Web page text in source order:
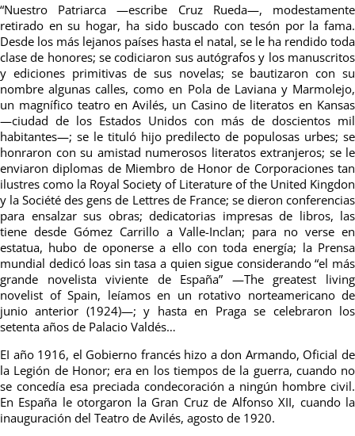
“Nuestro Patriarca —escribe Cruz Rueda—, modestamente
retirado en su hogar, ha sido buscado con tesón por la fama.
Desde los más lejanos países hasta el natal, se le ha rendido toda
clase de honores; se codiciaron sus autógrafos y los manuscritos
y ediciones primitivas de sus novelas; se bautizaron con su
nombre algunas calles, como en Pola de Laviana y Marmolejo,
un magnífico teatro en Avilés, un Casino de literatos en Kansas
—ciudad de los Estados Unidos con más de doscientos mil
habitantes—; se le tituló hijo predilecto de populosas urbes; se
honraron con su amistad numerosos literatos extranjeros; se le
enviaron diplomas de Miembro de Honor de Corporaciones tan
ilustres como la Royal Society of Literature of the United Kingdon
y la Société des gens de Lettres de France; se dieron conferencias
para ensalzar sus obras; dedicatorias impresas de libros, las
tiene desde Gómez Carrillo a Valle-Inclan; para no verse en
estatua, hubo de oponerse a ello con toda energía; la Prensa
mundial dedicó loas sin tasa a quien sigue considerando “el más
grande novelista viviente de España” —The greatest living
novelist of Spain, leíamos en un rotativo norteamericano de
junio anterior (1924)—; y hasta en Praga se celebraron los
setenta años de Palacio Valdés…
EI año 1916, el Gobierno francés hizo a don Armando, Oficial de
la Legión de Honor; era en los tiempos de la guerra, cuando no
se concedía esa preciada condecoración a ningún hombre civil.
En España le otorgaron la Gran Cruz de Alfonso XII, cuando la
inauguración del Teatro de Avilés, agosto de 1920.